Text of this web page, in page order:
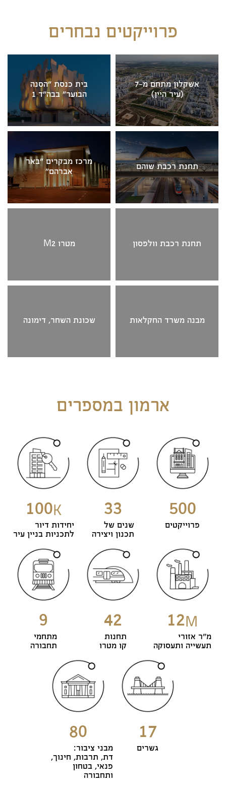
פרוייקטים בכל רחבי הארץ.
פרוייקטים נבחרים
אשקלון מתחם מ-7
(עיר היין)
בית כנסת "הסנה
הבוער" בבה"ד 1
תחנת רכבת שוהם
מרכז מבקרים "באר
אברהם"
תחנת רכבת וולפסון מטרו M2
מבנה משרד החקלאות שכונת השחר, דימונה
ארמון במספרים
פרוייקטים
500
שנים של
תכנון ויצירה
33
יחידות דיור
לתכניות בניין עיר
K
100
מ"ר אזורי
תעשייה ותעסוקה
M
12
תחנות
קו מטרו
42
מתחמי
תחבורה
9
גשרים
17
מבני ציבור:
דת, תרבות, חינוך,
פנאי, בטחון
ותחבורה
80